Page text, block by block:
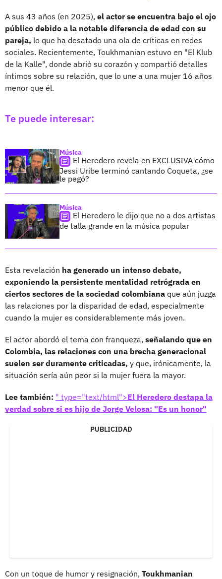
A sus 43 años (en 2025), el actor se encuentra bajo el ojo
público debido a la notable diferencia de edad con su
pareja, lo que ha desatado una ola de críticas en redes
sociales. Recientemente, Toukhmanian estuvo en "El Klub
de la Kalle", donde abrió su corazón y compartió detalles
íntimos sobre su relación, que lo une a una mujer 16 años
menor que él.
Te puede interesar:
Música
El Heredero revela en EXCLUSIVA cómo
Jessi Uribe terminó cantando Coqueta, ¿se
le pegó?
Música
El Heredero le dijo que no a dos artistas
de talla grande en la música popular
Esta revelación ha generado un intenso debate,
exponiendo la persistente mentalidad retrógrada en
ciertos sectores de la sociedad colombiana que aún juzga
las relaciones por la disparidad de edad, especialmente
cuando la mujer es considerablemente más joven.
El actor abordó el tema con franqueza, señalando que en
Colombia, las relaciones con una brecha generacional
suelen ser duramente criticadas, y que, irónicamente, la
situación sería aún peor si la mujer fuera la mayor.
Lee también: " type="text/html">El Heredero destapa la
verdad sobre si es hijo de Jorge Velosa: "Es un honor"
PUBLICIDAD
Con un toque de humor y resignación, Toukhmanian